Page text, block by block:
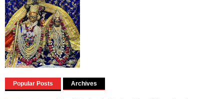
Popular Posts Archives